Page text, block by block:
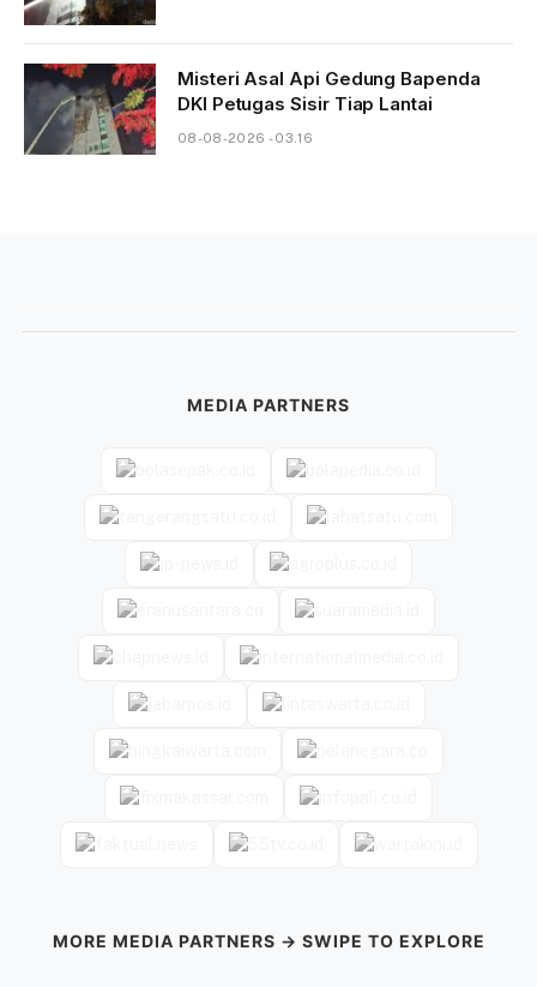
Misteri Asal Api Gedung Bapenda
DKI Petugas Sisir Tiap Lantai
08-08-2026 - 03.16
MEDIA PARTNERS
MORE MEDIA PARTNERS → SWIPE TO EXPLORE